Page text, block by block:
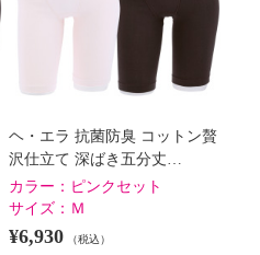
ヘ・エラ 抗菌防臭 コットン贅
沢仕立て 深ばき五分丈…
カラー： ピンクセット
サイズ： Ｍ
¥6,930 （税込）